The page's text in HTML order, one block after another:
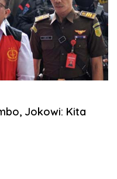
Jokowi: Kita